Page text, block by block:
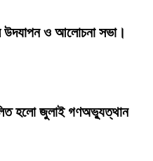
উদযাপন ও আলোচনা সভা।
হলো জুলাই গণঅভ্যুত্থান